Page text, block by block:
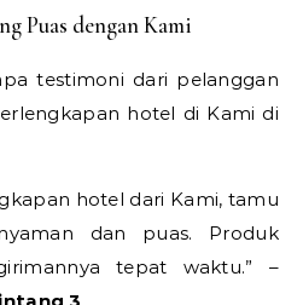
Puas dengan Kami
testimoni dari pelanggan
hotel di Kami di
hotel dari Kami, tamu
dan puas. Produk
tepat waktu.” –